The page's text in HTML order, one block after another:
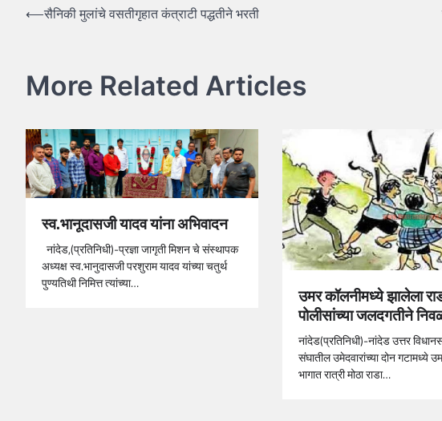
Post
⟵सैनिकी मुलांचे वसतीगृहात कंत्राटी पद्धतीने भरती
More Related Articles
स्व.भानूदासजी यादव यांना अभिवादन
नांदेड,(प्रतिनिधी)-प्रज्ञा जागृती मिशन चे संस्थापक
अध्यक्ष स्व.भानुदासजी परशुराम यादव यांच्या चतुर्थ
पुण्यतिथी निमित्त त्यांच्या…
उमर कॉलनीमध्ये झालेला
पोलीसांच्या जलदगतीने
नांदेड(प्रतिनिधी)-नांदेड उत्तर
संघातील उमेदवारांच्या दोन गटामध्ये
भागात रात्री मोठा राडा…